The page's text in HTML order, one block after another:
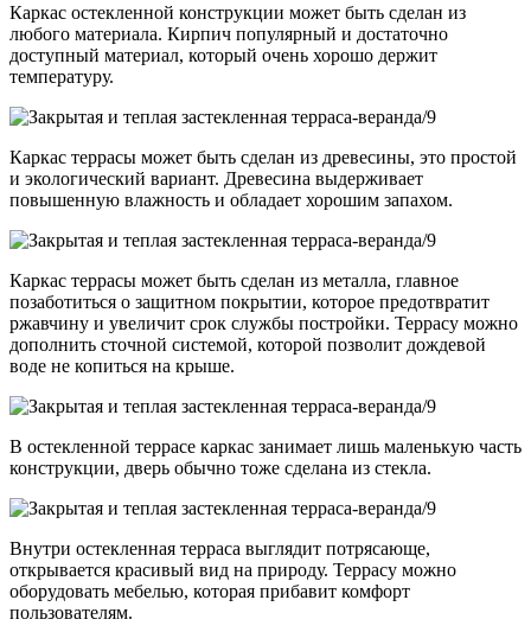
Каркас остекленной конструкции может быть сделан из
любого материала. Кирпич популярный и достаточно
доступный материал, который очень хорошо держит
температуру.
Каркас террасы может быть сделан из древесины, это простой
и экологический вариант. Древесина выдерживает
повышенную влажность и обладает хорошим запахом.
Каркас террасы может быть сделан из металла, главное
позаботиться о защитном покрытии, которое предотвратит
ржавчину и увеличит срок службы постройки. Террасу можно
дополнить сточной системой, которой позволит дождевой
воде не копиться на крыше.
В остекленной террасе каркас занимает лишь маленькую часть
конструкции, дверь обычно тоже сделана из стекла.
Внутри остекленная терраса выглядит потрясающе,
открывается красивый вид на природу. Террасу можно
оборудовать мебелью, которая прибавит комфорт
пользователям.